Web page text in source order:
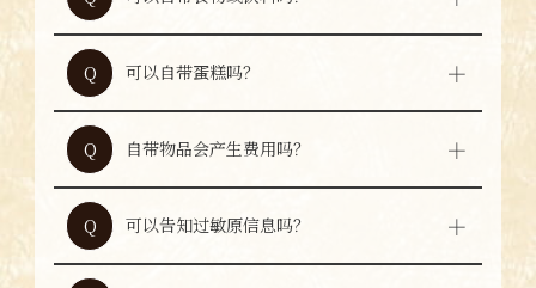
A
Q
可以自带蛋糕吗？
A
Q
自带物品会产生费用吗？
A
如携带蛋糕以外的物品，或在工作人员说明后
未能配合，可能会收取自带费用。
Q
可以告知过敏原信息吗？
A
串炸的面衣中使用小麦粉、鸡蛋和牛奶。如有
过敏，请提前告知工作人员。